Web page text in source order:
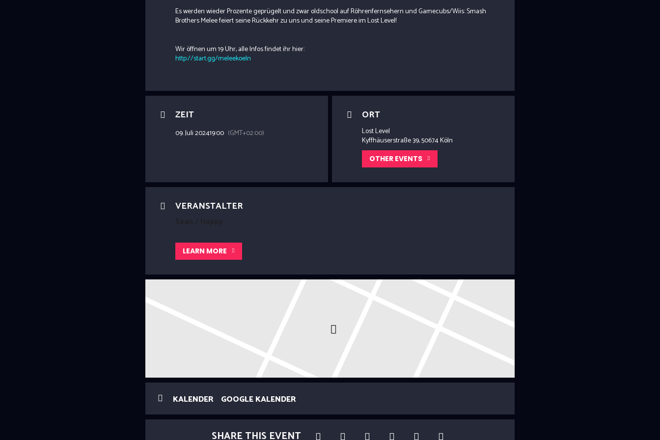
Es werden wieder Prozente geprügelt und zwar oldschool auf Röhrenfernsehern und Gamecubs/Wiis: Smash
Brothers Melee feiert seine Rückkehr zu uns und seine Premiere im Lost Level!
Wir öffnen um 19 Uhr, alle Infos findet ihr hier:
http://start.gg/meleekoeln
ZEIT
09. Juli 202419:00 (GMT+02:00)
ORT
Lost Level
Kyffhäuserstraße 39, 50674 Köln
OTHER EVENTS
VERANSTALTER
LEARN MORE
KALENDER GOOGLE KALENDER
SHARE THIS EVENT